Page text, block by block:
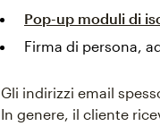
Pop-up moduli di
Firma di persona,
Gli indirizzi email
In genere, il cliente